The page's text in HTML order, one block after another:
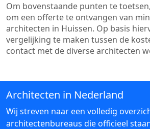
Om bovenstaande punten te
om een offerte te ontvangen van
architecten in Huissen. Op basis
vergelijking te maken tussen de
contact met de diverse architecten
Architecten in Nederland
Wij streven naar een volledig
architectenbureaus die officieel